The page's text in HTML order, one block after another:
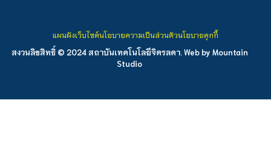
สงวนลิขสิทธิ์ © 2024 สถาบันเทคโนโลยีจิตรลดา. Web by Mountain
Studio
แผนผังเว็บไซต์นโยบายความเป็นส่วนตัวนโยบายคุกกี้